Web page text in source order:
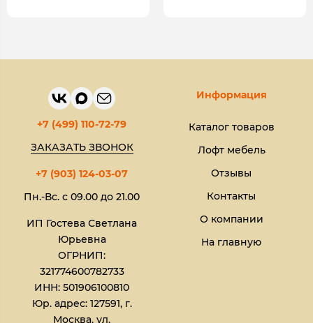
+7 (499) 110-72-79
ЗАКАЗАТЬ ЗВОНОК
+7 (903) 124-03-07
Пн.-Вс. с 09.00 до 21.00
ИП Гостева Светлана
Юрьевна​
ОГРНИП:
321774600782733
ИНН: 501906100810
Юр. адрес: 127591, г.
Москва, ул.
Информация
Каталог товаров
Лофт мебель
Отзывы
Контакты
О компании
На главную